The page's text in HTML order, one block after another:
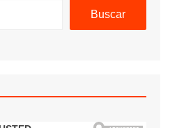
Buscar